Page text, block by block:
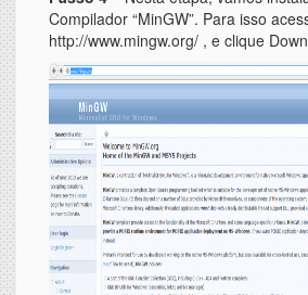
Compilador “MinGW”. Para isso
http://www.mingw.org/ , e clique